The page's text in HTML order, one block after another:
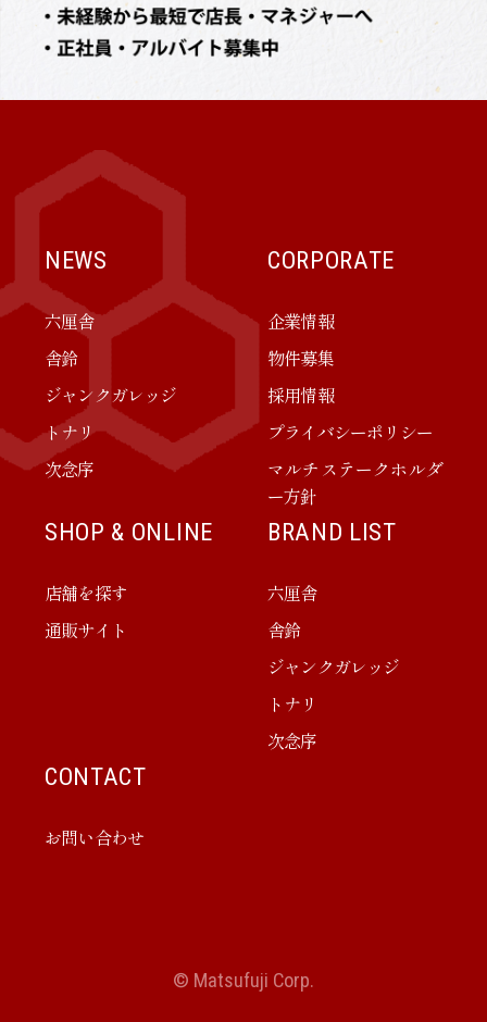
NEWS
六厘舎
舎鈴
ジャンクガレッジ
トナリ
次念序
CORPORATE
企業情報
物件募集
採用情報
プライバシーポリシー
マルチステークホルダ
ー方針
SHOP & ONLINE
店舗を探す
通販サイト
BRAND LIST
六厘舎
舎鈴
ジャンクガレッジ
トナリ
次念序
CONTACT
お問い合わせ
© Matsufuji Corp.